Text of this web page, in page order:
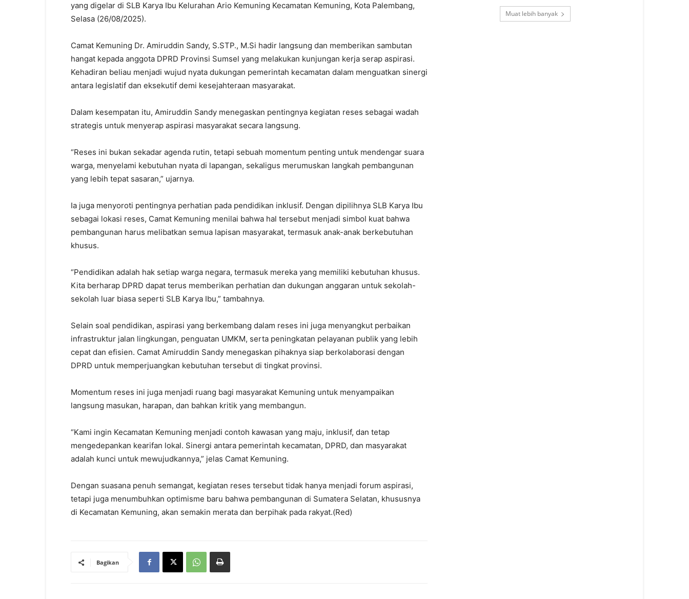
yang digelar di SLB Karya Ibu Kelurahan Ario Kemuning Kecamatan Kemuning, Kota Palembang,
Selasa (26/08/2025).
Camat Kemuning Dr. Amiruddin Sandy, S.STP., M.Si hadir langsung dan memberikan sambutan
hangat kepada anggota DPRD Provinsi Sumsel yang melakukan kunjungan kerja serap aspirasi.
Kehadiran beliau menjadi wujud nyata dukungan pemerintah kecamatan dalam menguatkan sinergi
antara legislatif dan eksekutif demi kesejahteraan masyarakat.
Dalam kesempatan itu, Amiruddin Sandy menegaskan pentingnya kegiatan reses sebagai wadah
strategis untuk menyerap aspirasi masyarakat secara langsung.
“Reses ini bukan sekadar agenda rutin, tetapi sebuah momentum penting untuk mendengar suara
warga, menyelami kebutuhan nyata di lapangan, sekaligus merumuskan langkah pembangunan
yang lebih tepat sasaran,” ujarnya.
Ia juga menyoroti pentingnya perhatian pada pendidikan inklusif. Dengan dipilihnya SLB Karya Ibu
sebagai lokasi reses, Camat Kemuning menilai bahwa hal tersebut menjadi simbol kuat bahwa
pembangunan harus melibatkan semua lapisan masyarakat, termasuk anak-anak berkebutuhan
khusus.
“Pendidikan adalah hak setiap warga negara, termasuk mereka yang memiliki kebutuhan khusus.
Kita berharap DPRD dapat terus memberikan perhatian dan dukungan anggaran untuk sekolah-
sekolah luar biasa seperti SLB Karya Ibu,” tambahnya.
Selain soal pendidikan, aspirasi yang berkembang dalam reses ini juga menyangkut perbaikan
infrastruktur jalan lingkungan, penguatan UMKM, serta peningkatan pelayanan publik yang lebih
cepat dan efisien. Camat Amiruddin Sandy menegaskan pihaknya siap berkolaborasi dengan
DPRD untuk memperjuangkan kebutuhan tersebut di tingkat provinsi.
Momentum reses ini juga menjadi ruang bagi masyarakat Kemuning untuk menyampaikan
langsung masukan, harapan, dan bahkan kritik yang membangun.
“Kami ingin Kecamatan Kemuning menjadi contoh kawasan yang maju, inklusif, dan tetap
mengedepankan kearifan lokal. Sinergi antara pemerintah kecamatan, DPRD, dan masyarakat
adalah kunci untuk mewujudkannya,” jelas Camat Kemuning.
Dengan suasana penuh semangat, kegiatan reses tersebut tidak hanya menjadi forum aspirasi,
tetapi juga menumbuhkan optimisme baru bahwa pembangunan di Sumatera Selatan, khususnya
di Kecamatan Kemuning, akan semakin merata dan berpihak pada rakyat.(Red)
Bagikan
Muat lebih banyak